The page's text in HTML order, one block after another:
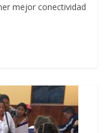
mejor conectividad